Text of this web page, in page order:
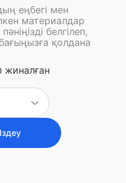
еңбегі мен
материалдар
белгілеп,
қолдана
Іздеу